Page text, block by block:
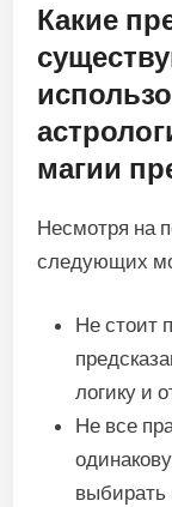
Какие
магии
Несмотря на
следующих
Не стоит
логику и
Не все
выбирать